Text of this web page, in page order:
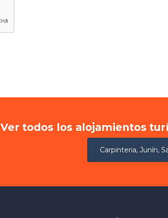
Ver todos los alojamientos
Carpinteria, Junín,